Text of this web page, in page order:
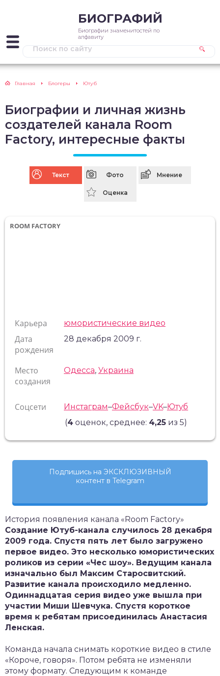
БИОГРАФИЙ
Биографии знаменитостей по
алфавиту
Главная Блогеры Ютуб
Биографии и личная жизнь
создателей канала Room
Factory, интересные факты
Текст Фото Мнение
Оценка
ROOM FACTORY
Карьера юмористические видео
Дата
рождения
28 декабря 2009 г.
Место
создания
Одесса, Украина
Соцсети Инстаграм–Фейсбук–VK–Ютуб
(4оценок, среднее: 4,25из 5)
Подпишись на ЭКСКЛЮЗИВНЫЙ
контент в Telegram
История появления канала «Room Factory»
Создание Ютуб-канала случилось 28 декабря
2009 года. Спустя пять лет было загружено
первое видео. Это несколько юмористических
роликов из серии «Чес шоу». Ведущим канала
изначально был Максим Старосвитский.
Развитие канала происходило медленно.
Одиннадцатая серия видео уже вышла при
участии Миши Шевчука. Спустя короткое
время к ребятам присоединилась Анастасия
Ленская.
Команда начала снимать короткие видео в стиле
«Короче, говоря». Потом ребята не изменяли
этому формату. Следующим к команде